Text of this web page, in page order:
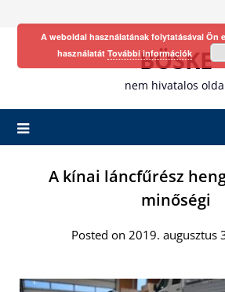
BÖSKE
nem hivatalos
A kínai láncfűrész
minőségi
Posted on 2019. augusztus
A weboldal használatának folytatásával Ön
használatát További információk